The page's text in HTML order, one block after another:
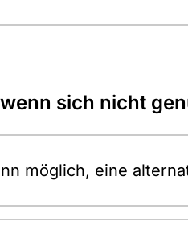
sich nicht
möglich, eine